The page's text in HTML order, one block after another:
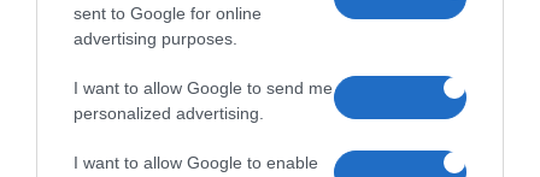
sent to Google for online
advertising purposes.
I want to allow Google to send me
personalized advertising.
I want to allow Google to enable
Xiaomi mobilt vennél? Erre megérte várni!
2019.12.01
Valóban odatette magát a Gearbest, ami a Black Fridayt illeti.